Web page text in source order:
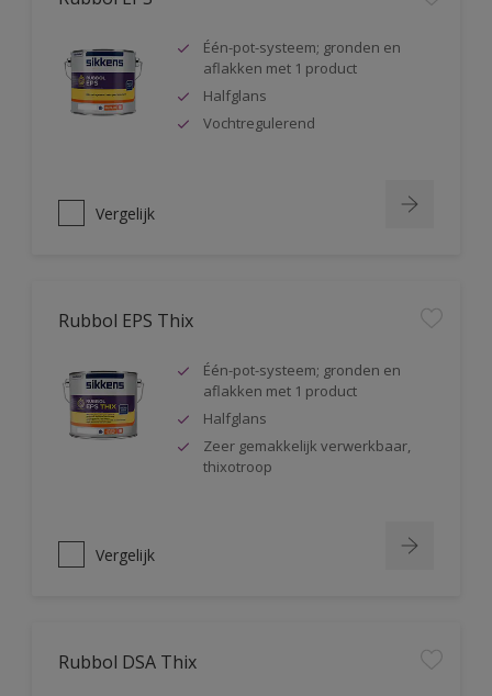
Één-pot-systeem; gronden en
aflakken met 1 product
Halfglans
Vochtregulerend
Vergelijk
Rubbol EPS Thix
Één-pot-systeem; gronden en
aflakken met 1 product
Halfglans
Zeer gemakkelijk verwerkbaar,
thixotroop
Vergelijk
Rubbol DSA Thix